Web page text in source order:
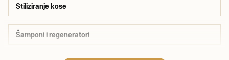
Stiliziranje kose
Šamponi i regeneratori